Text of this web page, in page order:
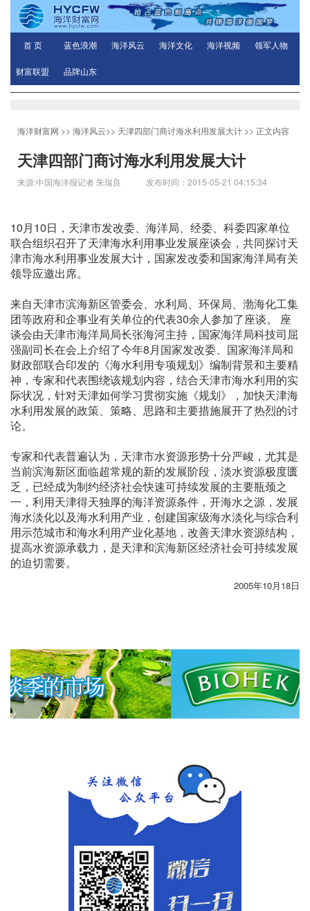
首 页 蓝色浪潮 海洋风云 海洋文化 海洋视频 领军人物
财富联盟 品牌山东
海洋财富网 >> 海洋风云>> 天津四部门商讨海水利用发展大计 >> 正文内容
天津四部门商讨海水利用发展大计
来源:中国海洋报记者 朱瑞良 发布时间：2015-05-21 04:15:34
10月10日，天津市发改委、海洋局、经委、科委四家单位
联合组织召开了天津海水利用事业发展座谈会，共同探讨天
津市海水利用事业发展大计，国家发改委和国家海洋局有关
领导应邀出席。
来自天津市滨海新区管委会、水利局、环保局、渤海化工集
团等政府和企事业有关单位的代表30余人参加了座谈。 座
谈会由天津市海洋局局长张海河主持，国家海洋局科技司屈
强副司长在会上介绍了今年8月国家发改委、国家海洋局和
财政部联合印发的《海水利用专项规划》编制背景和主要精
神，专家和代表围绕该规划内容，结合天津市海水利用的实
际状况，针对天津如何学习贯彻实施《规划》，加快天津海
水利用发展的政策、策略、思路和主要措施展开了热烈的讨
论。
专家和代表普遍认为，天津市水资源形势十分严峻，尤其是
当前滨海新区面临超常规的新的发展阶段，淡水资源极度匮
乏，已经成为制约经济社会快速可持续发展的主要瓶颈之
一，利用天津得天独厚的海洋资源条件，开海水之源，发展
海水淡化以及海水利用产业，创建国家级海水淡化与综合利
用示范城市和海水利用产业化基地，改善天津水资源结构，
提高水资源承载力，是天津和滨海新区经济社会可持续发展
的迫切需要。
2005年10月18日